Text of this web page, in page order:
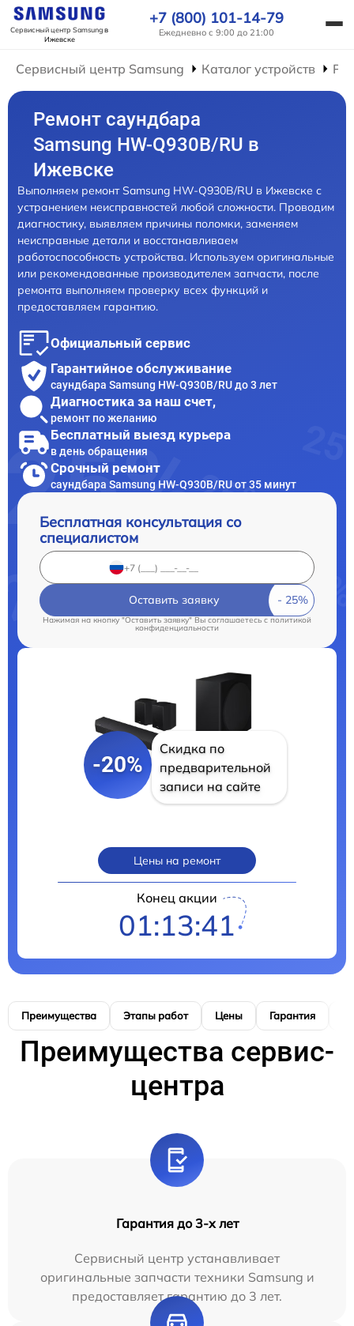
Сервисный центр Samsungв
Ижевске
+7 (800) 101-14-79
Ежедневно с 9:00 до 21:00
Сервисный центр Samsung Каталог устройств
Ремонт саундбара
Samsung HW-Q930B/RU в
Ижевске
Выполняем ремонт Samsung HW-Q930B/RU в Ижевске с
устранением неисправностей любой сложности. Проводим
диагностику, выявляем причины поломки, заменяем
неисправные детали и восстанавливаем
работоспособность устройства. Используем оригинальные
или рекомендованные производителем запчасти, после
ремонта выполняем проверку всех функций и
предоставляем гарантию.
Официальный сервис
Гарантийное обслуживание
саундбара Samsung HW-Q930B/RU до 3 лет
Диагностика за наш счет,
ремонт по желанию
Бесплатный выезд курьера
в день обращения
Срочный ремонт
саундбара Samsung HW-Q930B/RU от 35 минут
Бесплатная консультация со
специалистом
Оставить заявку
Нажимая на кнопку "Оставить заявку" Вы соглашаетесь c политикой
конфиденциальности
-20%
Скидка по
предварительной
записи на сайте
Цены на ремонт
Конец акции
01:13:40
Преимущества Этапы работ Цены Гарантия
Преимущества сервис-
центра
Гарантия до 3-х лет
Сервисный центр устанавливает
оригинальные запчасти техники Samsung и
предоставляет гарантию до 3 лет.